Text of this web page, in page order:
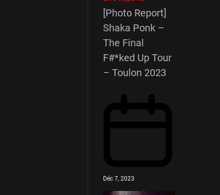
[Photo Report]
Shaka Ponk –
The Final
F#*ked Up Tour
– Toulon 2023
Déc 7, 2023